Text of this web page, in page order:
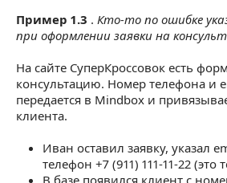
Пример 1.3 . Кто-то по ошибке
при оформлении заявки на
На сайте СуперКроссовок есть
консультацию. Номер телефона и
передается в Mindbox и
клиента.
Иван оставил заявку, указал
телефон +7 (911) 111-11-22
В базе появился клиент с